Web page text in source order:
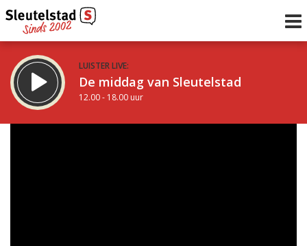
LUISTER LIVE:
De middag van Sleutelstad
12.00 - 18.00 uur